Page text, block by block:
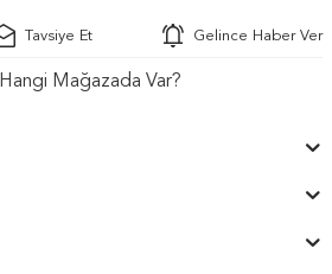
Tavsiye Et Gelince Haber Ver
Hangi Mağazada Var?